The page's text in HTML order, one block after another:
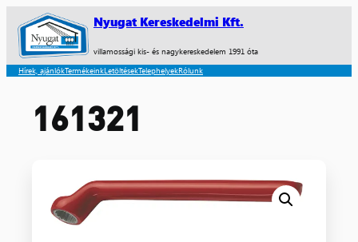
Nyugat Kereskedelmi Kft.
villamossági kis- és nagykereskedelem 1991 óta
Hírek, ajánlókTermékeinkLetöltésekTelephelyekRólunk
161321